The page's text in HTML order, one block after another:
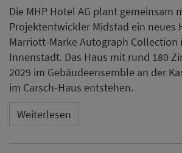
Die MHP Hotel AG plant gemeinsam
Projektentwickler Midstad ein neues
Marriott-Marke Autograph Collection
Innenstadt. Das Haus mit rund 180
2029 im Gebäudeensemble an der
im Carsch-Haus entstehen.
Weiterlesen